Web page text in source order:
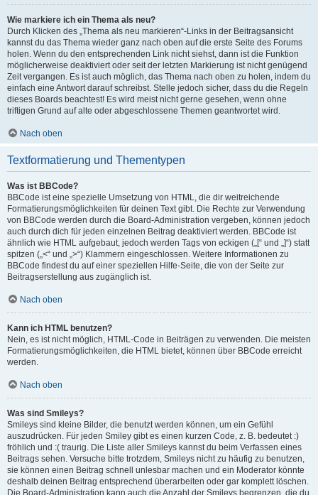
Wie markiere ich ein Thema als neu?
Durch Klicken des „Thema als neu markieren“-Links in der Beitragsansicht
kannst du das Thema wieder ganz nach oben auf die erste Seite des Forums
holen. Wenn du den entsprechenden Link nicht siehst, dann ist die Funktion
möglicherweise deaktiviert oder seit der letzten Markierung ist nicht genügend
Zeit vergangen. Es ist auch möglich, das Thema nach oben zu holen, indem du
einfach eine Antwort darauf schreibst. Stelle jedoch sicher, dass du die Regeln
dieses Boards beachtest! Es wird meist nicht gerne gesehen, wenn ohne
triftigen Grund auf alte oder abgeschlossene Themen geantwortet wird.
Nach oben
Textformatierung und Thementypen
Was ist BBCode?
BBCode ist eine spezielle Umsetzung von HTML, die dir weitreichende
Formatierungsmöglichkeiten für deinen Text gibt. Die Rechte zur Verwendung
von BBCode werden durch die Board-Administration vergeben, können jedoch
auch durch dich für jeden einzelnen Beitrag deaktiviert werden. BBCode ist
ähnlich wie HTML aufgebaut, jedoch werden Tags von eckigen („[“ und „]“) statt
spitzen („<“ und „>“) Klammern eingeschlossen. Weitere Informationen zu
BBCode findest du auf einer speziellen Hilfe-Seite, die von der Seite zur
Beitragserstellung aus zugänglich ist.
Nach oben
Kann ich HTML benutzen?
Nein, es ist nicht möglich, HTML-Code in Beiträgen zu verwenden. Die meisten
Formatierungsmöglichkeiten, die HTML bietet, können über BBCode erreicht
werden.
Nach oben
Was sind Smileys?
Smileys sind kleine Bilder, die benutzt werden können, um ein Gefühl
auszudrücken. Für jeden Smiley gibt es einen kurzen Code, z. B. bedeutet :)
fröhlich und :( traurig. Die Liste aller Smileys kannst du beim Verfassen eines
Beitrags sehen. Versuche bitte trotzdem, Smileys nicht zu häufig zu benutzen,
sie können einen Beitrag schnell unlesbar machen und ein Moderator könnte
deshalb deinen Beitrag entsprechend überarbeiten oder gar komplett löschen.
Die Board-Administration kann auch die Anzahl der Smileys begrenzen, die du